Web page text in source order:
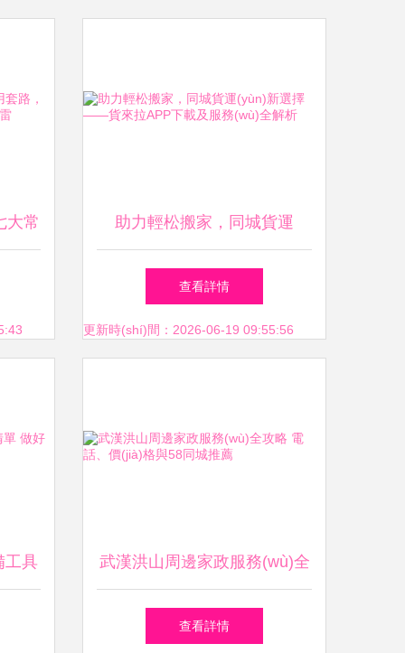
大常
”搬
助力輕松搬家，同城貨運
(yùn)新選擇——貨來拉APP
下載及服務(wù)全解析
查看詳情
更新時(shí)間：2026-06-19 09:55:56
工具
臨
武漢洪山周邊家政服務(wù)全
攻略 電話、價(jià)格與58同城
查看詳情